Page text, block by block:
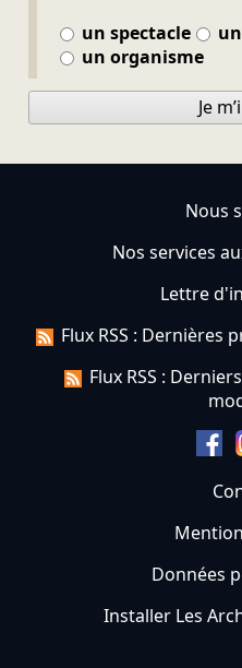
un spectacle
un organisme
Je
Nous
Nos services
Lettre
Flux RSS : Dernières
Flux RSS :
Données
Installer Les